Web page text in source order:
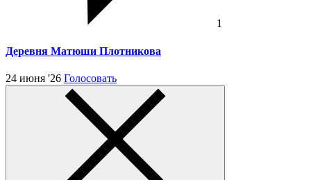
1
Деревня Матюши Плотникова
24 июня '26 Голосовать